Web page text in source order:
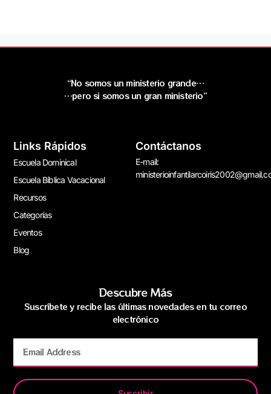
“No somos un ministerio grande…
…pero si somos un gran ministerio”
Links Rápidos
Escuela Dominical
Escuela Bíblica Vacacional
Recursos
Categorías
Eventos
Blog
Contáctanos
E-mail:
Descubre Más
Suscríbete y recibe las últimas novedades en tu correo
electrónico